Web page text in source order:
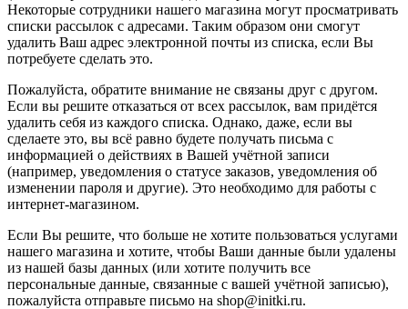
Некоторые сотрудники нашего магазина могут просматривать
списки рассылок с адресами. Таким образом они смогут
удалить Ваш адрес электронной почты из списка, если Вы
потребуете сделать это.
Пожалуйста, обратите внимание не связаны друг с другом.
Если вы решите отказаться от всех рассылок, вам придётся
удалить себя из каждого списка. Однако, даже, если вы
сделаете это, вы всё равно будете получать письма с
информацией о действиях в Вашей учётной записи
(например, уведомления о статусе заказов, уведомления об
изменении пароля и другие). Это необходимо для работы с
интернет-магазином.
Если Вы решите, что больше не хотите пользоваться услугами
нашего магазина и хотите, чтобы Ваши данные были удалены
из нашей базы данных (или хотите получить все
персональные данные, связанные с вашей учётной записью),
пожалуйста отправьте письмо на shop@initki.ru.